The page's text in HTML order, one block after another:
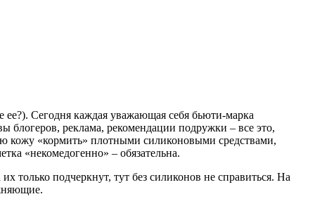
Сегодня каждая уважающая себя бьюти-марка
реклама, рекомендации подружки – все это,
кожу «кормить» плотными силиконовыми средствами,
«некомедогенно» – обязательна.
только подчеркнут, тут без силиконов не справиться. На